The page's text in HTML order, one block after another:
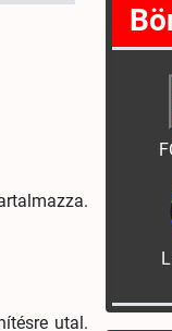
utal.